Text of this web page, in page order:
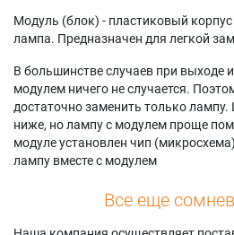
Модуль (блок) - пластиковый
лампа. Предназначен для легкой
В большинстве случаев при выходе
модулем ничего не случается.
достаточно заменить только
ниже, но лампу с модулем проще
модуле установлен чип
лампу вместе с модулем
Все еще